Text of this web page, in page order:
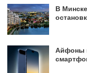
В
Айфоны